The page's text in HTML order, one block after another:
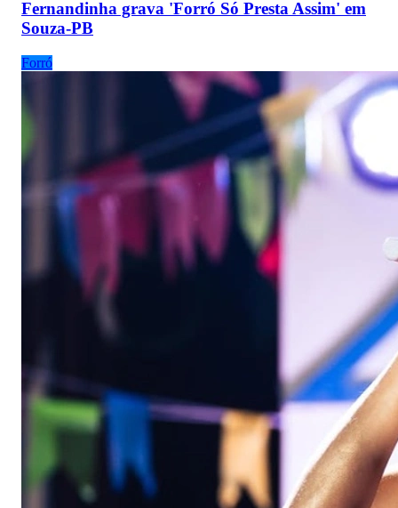
Fernandinha grava 'Forró Só Presta Assim' em
Souza-PB
Forró